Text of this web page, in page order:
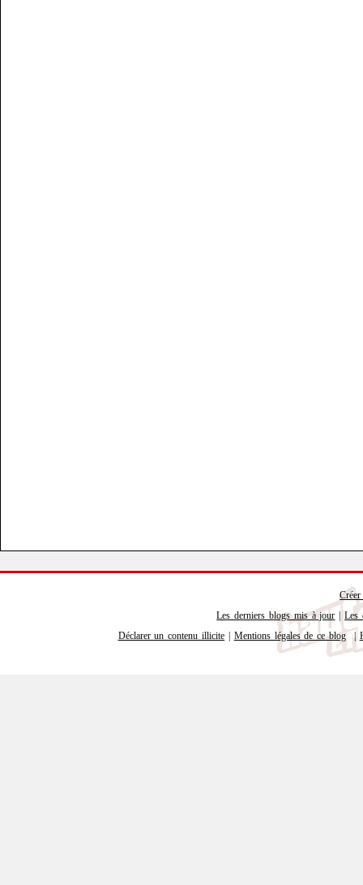
Les derniers blogs mis à jour |Les
Déclarer un contenu illicite
Mentions légales de ce blog |